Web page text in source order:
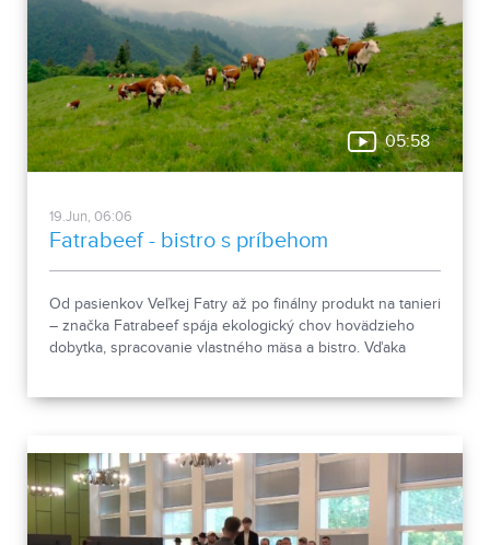
05:58
19.Jun, 06:06
Fatrabeef - bistro s príbehom
Od pasienkov Veľkej Fatry až po finálny produkt na tanieri
– značka Fatrabeef spája ekologický chov hovädzieho
dobytka, spracovanie vlastného mäsa a bistro. Vďaka